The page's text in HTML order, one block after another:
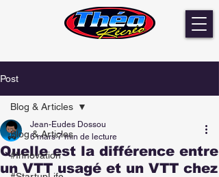
Post
Blog & Articles
#Innovation
Blog & Articles
Quelle est la différence entre
un VTT usagé et un VTT chez
Jean-Eudes Dossou
6 mars 7 min de lecture